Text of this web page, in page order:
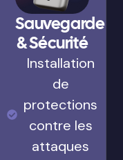
Sauvegarde
& Sécurité
Installation
de
protections
contre les
attaques